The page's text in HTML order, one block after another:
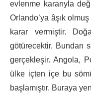
evlenme kararıyla
Orlando’ya âşık
karar vermiştir.
götürecektir. Bundan
gerçekleşir. Angola,
ülke içten içe bu
başlamıştır. Buraya